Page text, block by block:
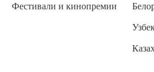
Фестивали и кинопремии